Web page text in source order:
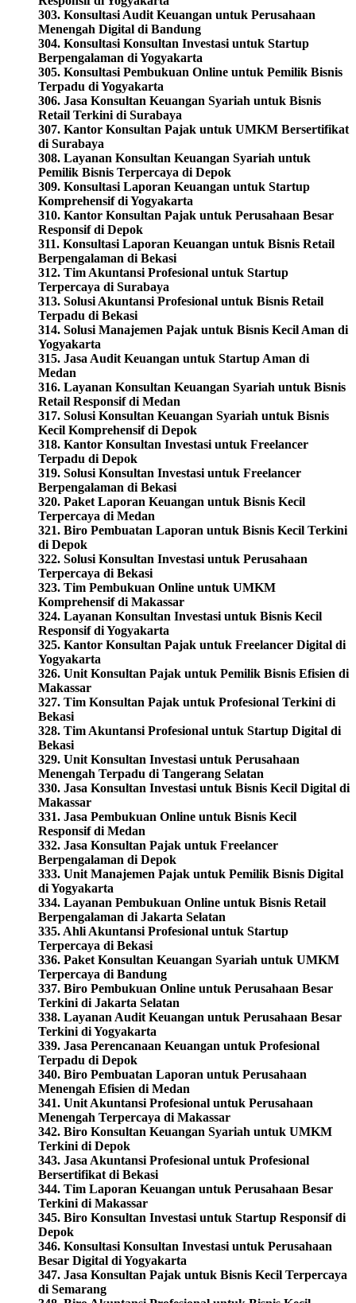
303. Konsultasi Audit Keuangan untuk Perusahaan
Menengah Digital di Bandung
304. Konsultasi Konsultan Investasi untuk Startup
Berpengalaman di Yogyakarta
305. Konsultasi Pembukuan Online untuk Pemilik Bisnis
Terpadu di Yogyakarta
306. Jasa Konsultan Keuangan Syariah untuk Bisnis
Retail Terkini di Surabaya
307. Kantor Konsultan Pajak untuk UMKM Bersertifikat
di Surabaya
308. Layanan Konsultan Keuangan Syariah untuk
Pemilik Bisnis Terpercaya di Depok
309. Konsultasi Laporan Keuangan untuk Startup
Komprehensif di Yogyakarta
310. Kantor Konsultan Pajak untuk Perusahaan Besar
Responsif di Depok
311. Konsultasi Laporan Keuangan untuk Bisnis Retail
Berpengalaman di Bekasi
312. Tim Akuntansi Profesional untuk Startup
Terpercaya di Surabaya
313. Solusi Akuntansi Profesional untuk Bisnis Retail
Terpadu di Bekasi
314. Solusi Manajemen Pajak untuk Bisnis Kecil Aman di
Yogyakarta
315. Jasa Audit Keuangan untuk Startup Aman di
Medan
316. Layanan Konsultan Keuangan Syariah untuk Bisnis
Retail Responsif di Medan
317. Solusi Konsultan Keuangan Syariah untuk Bisnis
Kecil Komprehensif di Depok
318. Kantor Konsultan Investasi untuk Freelancer
Terpadu di Depok
319. Solusi Konsultan Investasi untuk Freelancer
Berpengalaman di Bekasi
320. Paket Laporan Keuangan untuk Bisnis Kecil
Terpercaya di Medan
321. Biro Pembuatan Laporan untuk Bisnis Kecil Terkini
di Depok
322. Solusi Konsultan Investasi untuk Perusahaan
Terpercaya di Bekasi
323. Tim Pembukuan Online untuk UMKM
Komprehensif di Makassar
324. Layanan Konsultan Investasi untuk Bisnis Kecil
Responsif di Yogyakarta
325. Kantor Konsultan Pajak untuk Freelancer Digital di
Yogyakarta
326. Unit Konsultan Pajak untuk Pemilik Bisnis Efisien di
Makassar
327. Tim Konsultan Pajak untuk Profesional Terkini di
Bekasi
328. Tim Akuntansi Profesional untuk Startup Digital di
Bekasi
329. Unit Konsultan Investasi untuk Perusahaan
Menengah Terpadu di Tangerang Selatan
330. Jasa Konsultan Investasi untuk Bisnis Kecil Digital di
Makassar
331. Jasa Pembukuan Online untuk Bisnis Kecil
Responsif di Medan
332. Jasa Konsultan Pajak untuk Freelancer
Berpengalaman di Depok
333. Unit Manajemen Pajak untuk Pemilik Bisnis Digital
di Yogyakarta
334. Layanan Pembukuan Online untuk Bisnis Retail
Berpengalaman di Jakarta Selatan
335. Ahli Akuntansi Profesional untuk Startup
Terpercaya di Bekasi
336. Paket Konsultan Keuangan Syariah untuk UMKM
Terpercaya di Bandung
337. Biro Pembukuan Online untuk Perusahaan Besar
Terkini di Jakarta Selatan
338. Layanan Audit Keuangan untuk Perusahaan Besar
Terkini di Yogyakarta
339. Jasa Perencanaan Keuangan untuk Profesional
Terpadu di Depok
340. Biro Pembuatan Laporan untuk Perusahaan
Menengah Efisien di Medan
341. Unit Akuntansi Profesional untuk Perusahaan
Menengah Terpercaya di Makassar
342. Biro Konsultan Keuangan Syariah untuk UMKM
Terkini di Depok
343. Jasa Akuntansi Profesional untuk Profesional
Bersertifikat di Bekasi
344. Tim Laporan Keuangan untuk Perusahaan Besar
Terkini di Makassar
345. Biro Konsultan Investasi untuk Startup Responsif di
Depok
346. Konsultasi Konsultan Investasi untuk Perusahaan
Besar Digital di Yogyakarta
347. Jasa Konsultan Pajak untuk Bisnis Kecil Terpercaya
di Semarang